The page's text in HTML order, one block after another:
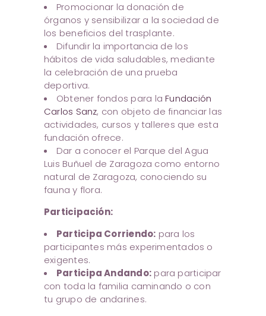
Promocionar la donación de
órganos y sensibilizar a la sociedad de
los beneficios del trasplante.
Difundir la importancia de los
hábitos de vida saludables, mediante
la celebración de una prueba
deportiva.
Obtener fondos para laFundación
Carlos Sanz, con objeto de financiar las
actividades, cursos y talleres que esta
fundación ofrece.
Dar a conocer el Parque del Agua
Luis Buñuel de Zaragoza como entorno
natural de Zaragoza, conociendo su
fauna y flora.
Participación:
Participa Corriendo: para los
participantes más experimentados o
exigentes.
Participa Andando: para participar
con toda la familia caminando o con
tu grupo de andarines.